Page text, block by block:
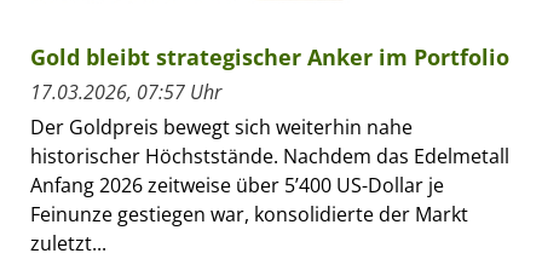
Gold bleibt strategischer Anker im Portfolio
17.03.2026, 07:57 Uhr
Der Goldpreis bewegt sich weiterhin nahe
historischer Höchststände. Nachdem das Edelmetall
Anfang 2026 zeitweise über 5’400 US-Dollar je
Feinunze gestiegen war, konsolidierte der Markt
zuletzt...